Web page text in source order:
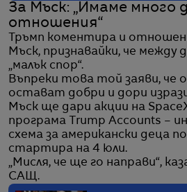
За Мъск: „Имаме много
отношения“
Тръмп коментира и
Мъск, признавайки, че между
„малък спор“.
Въпреки това той заяви,
остават добри и дори
Мъск ще дари акции на
програма Trump Accounts –
схема за американски деца
стартира на 4 юли.
„Мисля, че ще го направи“,
САЩ.